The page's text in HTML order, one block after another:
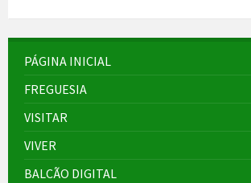
PÁGINA INICIAL
FREGUESIA
VISITAR
VIVER
BALCÃO DIGITAL